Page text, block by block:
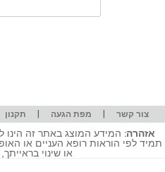
צור קשר | מפת הגעה | תקנון
אזהרה: המידע המוצג באתר זה הינו
תמיד לפי הוראות רופא העניים או
או שינוי